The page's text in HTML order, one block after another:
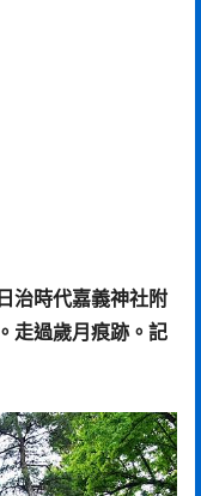
治時代嘉義神社附
走過歲月痕跡。記